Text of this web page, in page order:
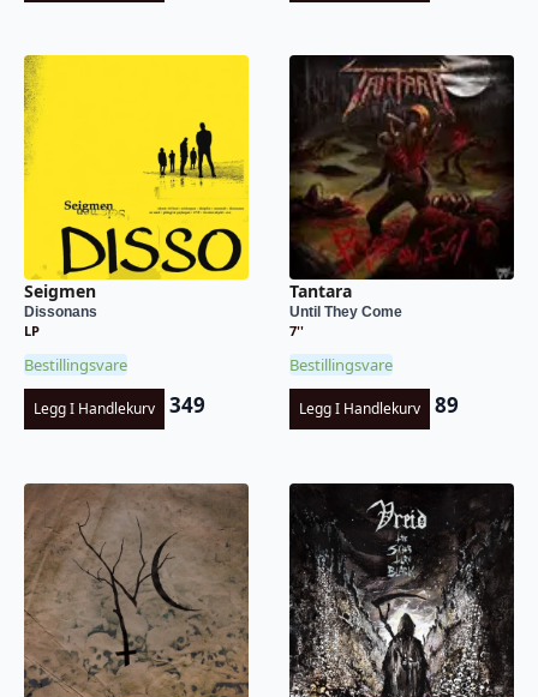
Seigmen
Dissonans
LP
Bestillingsvare
Legg I Handlekurv 349
Tantara
Until They Come
7''
Bestillingsvare
Legg I Handlekurv 89